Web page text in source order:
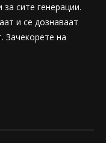
сите генерации.
и се дознаваат
Зачекорете на